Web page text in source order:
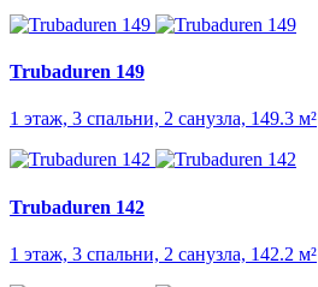
Trubaduren 149
1 этаж, 3 спальни, 2 санузла, 149.3 м²
Trubaduren 142
1 этаж, 3 спальни, 2 санузла, 142.2 м²